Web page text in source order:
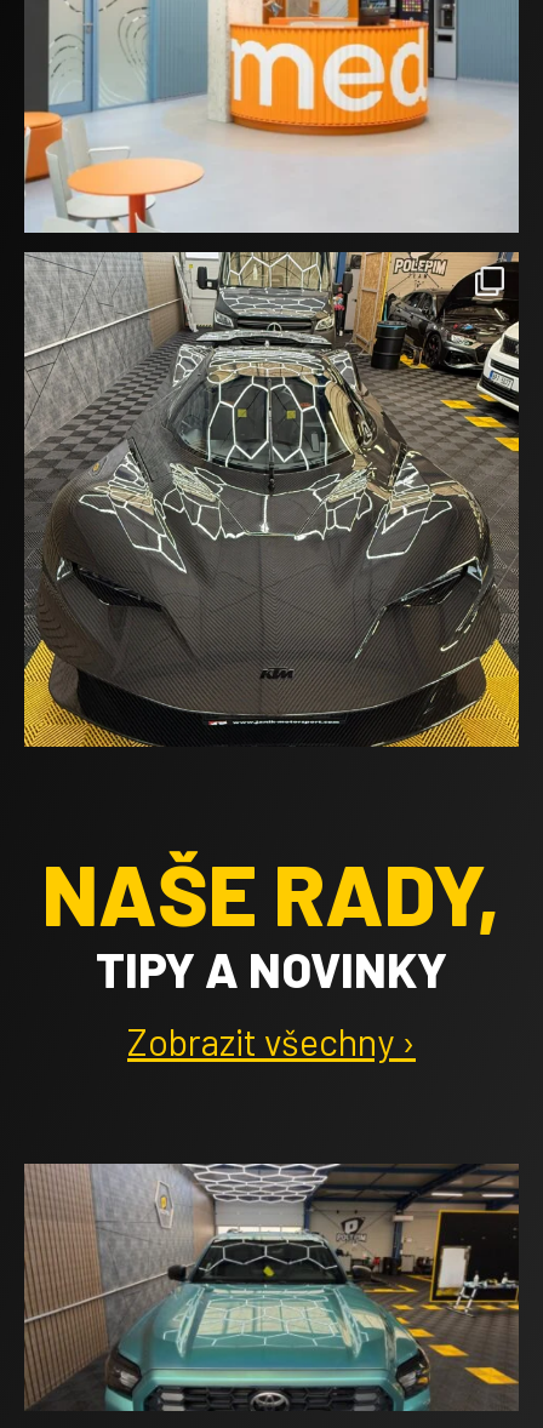
NAŠE RADY,
TIPY A NOVINKY
Zobrazit všechny ›